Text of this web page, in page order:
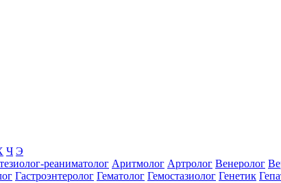
Ч Э
реаниматолог Аритмолог Артролог Венеролог
Гастроэнтеролог Гематолог Гемостазиолог Генетик